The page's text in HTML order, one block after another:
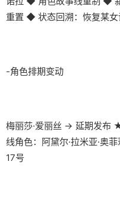
重置 ◆ 状态回溯：恢复某女
-角色排期变动
梅丽莎·爱丽丝 → 延期发
线角色：阿黛尔·拉米亚·奥
17号